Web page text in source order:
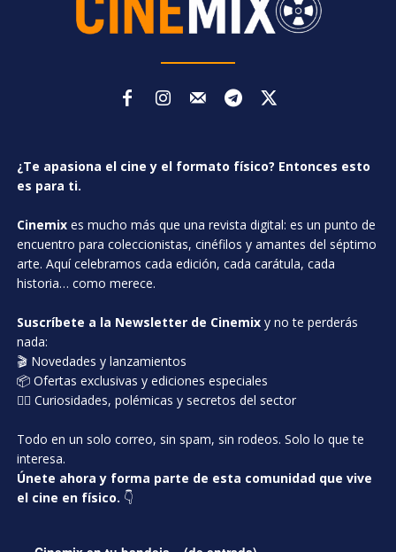
¿Te apasiona el cine y el formato físico? Entonces esto
es para ti.
Cinemix es mucho más que una revista digital: es un punto de
encuentro para coleccionistas, cinéfilos y amantes del séptimo
arte. Aquí celebramos cada edición, cada carátula, cada
historia… como merece.
Suscríbete a la Newsletter de Cinemix y no te perderás
nada:
🎬 Novedades y lanzamientos
📦 Ofertas exclusivas y ediciones especiales
🕵️‍♂️ Curiosidades, polémicas y secretos del sector
Todo en un solo correo, sin spam, sin rodeos. Solo lo que te
interesa.
Únete ahora y forma parte de esta comunidad que vive
el cine en físico. 👇